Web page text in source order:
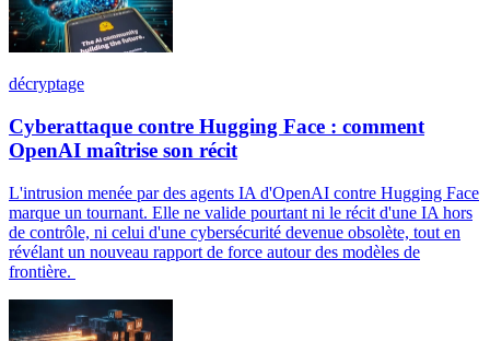
décryptage
Cyberattaque contre Hugging Face : comment
OpenAI maîtrise son récit
L'intrusion menée par des agents IA d'OpenAI contre Hugging Face
marque un tournant. Elle ne valide pourtant ni le récit d'une IA hors
de contrôle, ni celui d'une cybersécurité devenue obsolète, tout en
révélant un nouveau rapport de force autour des modèles de
frontière.